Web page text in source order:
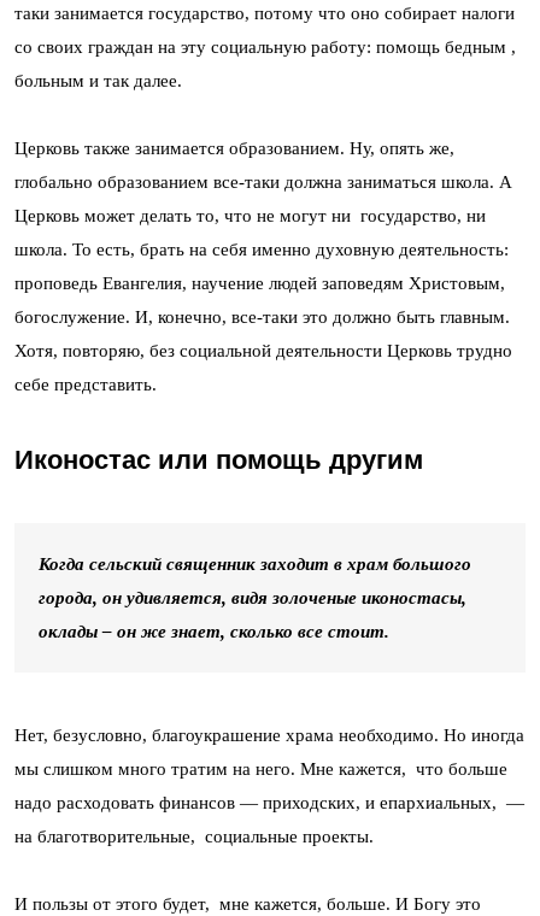
таки занимается государство, потому что оно собирает налоги
со своих граждан на эту социальную работу: помощь бедным ,
больным и так далее.
Церковь также занимается образованием. Ну, опять же,
глобально образованием все-таки должна заниматься школа. А
Церковь может делать то, что не могут ни государство, ни
школа. То есть, брать на себя именно духовную деятельность:
проповедь Евангелия, научение людей заповедям Христовым,
богослужение. И, конечно, все-таки это должно быть главным.
Хотя, повторяю, без социальной деятельности Церковь трудно
себе представить.
Иконостас или помощь другим
Когда сельский священник заходит в храм большого
города, он удивляется, видя золоченые иконостасы,
оклады – он же знает, сколько все стоит.
Нет, безусловно, благоукрашение храма необходимо. Но иногда
мы слишком много тратим на него. Мне кажется, что больше
надо расходовать финансов — приходских, и епархиальных, —
на благотворительные, социальные проекты.
И пользы от этого будет, мне кажется, больше. И Богу это